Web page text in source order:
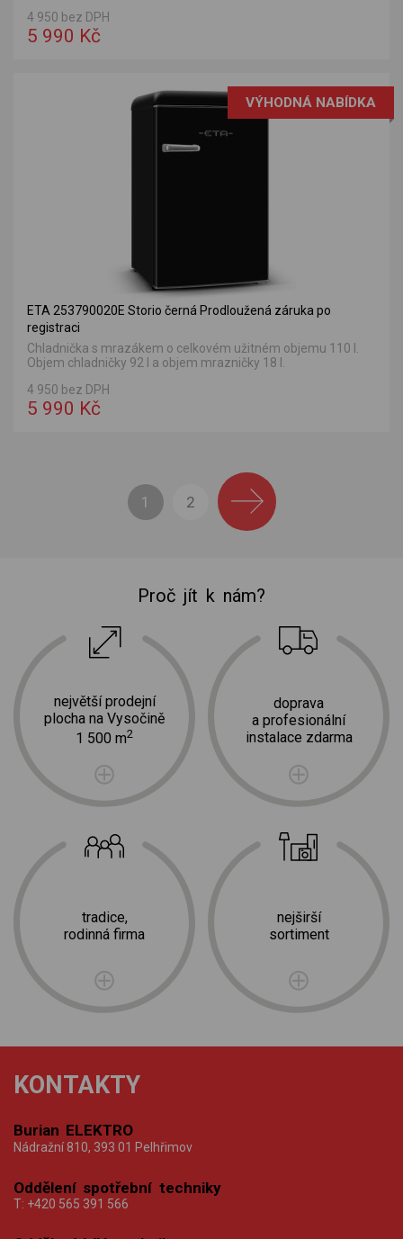
4 950 bez DPH
5 990 Kč
VÝHODNÁ NABÍDKA
ETA 253790020E Storio černá Prodloužená záruka po
registraci
Chladnička s mrazákem o celkovém užitném objemu 110 l.
Objem chladničky 92 l a objem mrazničky 18 l.
4 950 bez DPH
5 990 Kč
1 2
Proč jít k nám?
největší prodejní
plocha na Vysočině
1 500 m2
tradice,
rodinná firma
doprava
a profesionální
instalace zdarma
nejširší
sortiment
KONTAKTY
Burian ELEKTRO
Nádražní 810, 393 01 Pelhřimov
Oddělení spotřební techniky
T: +420 565 391 566